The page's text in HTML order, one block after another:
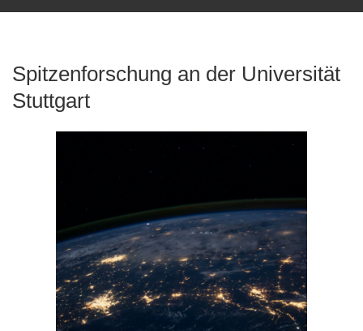
Spitzenforschung an der Universität
Stuttgart